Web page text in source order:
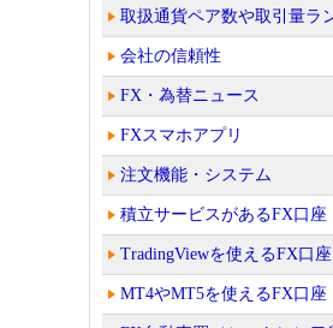
取扱通貨ペア数や取引量ラ
会社の信頼性
FX・為替ニュース
FXスマホアプリ
注文機能・システム
積立サービスがあるFX口座
TradingViewを使えるFX口座
MT4やMT5を使えるFX口座